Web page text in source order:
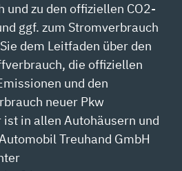
zu den offiziellen CO2-
ggf. zum Stromverbrauch
dem Leitfaden über den
die offiziellen
und den
neuer Pkw
in allen Autohäusern und
Treuhand GmbH